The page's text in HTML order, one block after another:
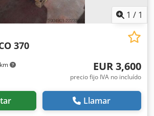
1 / 1
370
EUR 3,600
precio fijo IVA no incluído
Llamar